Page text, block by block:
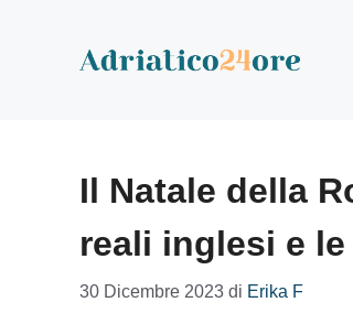
Il Natale della
reali inglesi e
30 Dicembre 2023 di Erika F